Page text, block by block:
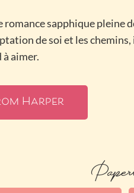
romance sapphique pleine
de soi et les
aimer.
Harper